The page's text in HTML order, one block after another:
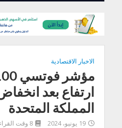
الاخبار الاقتصادية
ارتفاع بعد
المملكة المتحدة
19 يونيو، 2024 8 وقت القراءة بالدقيقة